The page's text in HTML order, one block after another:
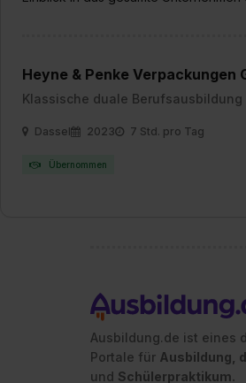
Heyne & Penke Verpackungen
Klassische duale Berufsausbildung
Dassel 2023 7 Std. pro Tag
Übernommen
Ausbildung.de ist eines
Portale für Ausbildung,
und Schülerpraktikum.